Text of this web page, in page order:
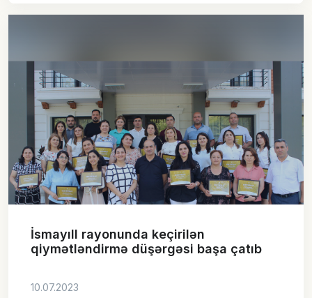
İsmayıll rayonunda keçirilən
qiymətləndirmə düşərgəsi başa çatıb
10.07.2023